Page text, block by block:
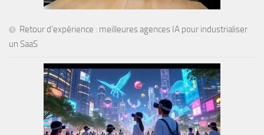
Retour d’expérience : meilleures agences IA pour industrialiser
un SaaS